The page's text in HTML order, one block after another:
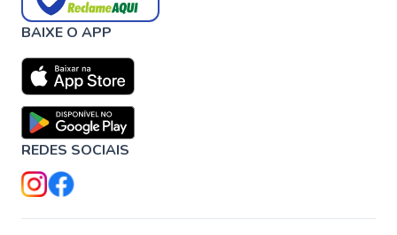
BAIXE O APP
REDES SOCIAIS